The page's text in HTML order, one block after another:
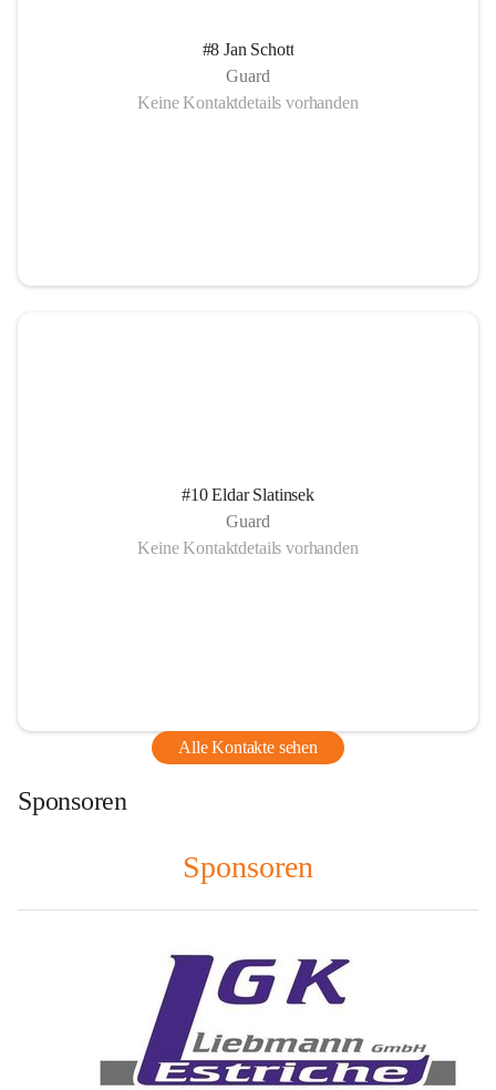
#8 Jan Schott
Guard
Keine Kontaktdetails vorhanden
#10 Eldar Slatinsek
Guard
Keine Kontaktdetails vorhanden
Alle Kontakte sehen
Sponsoren
Sponsoren